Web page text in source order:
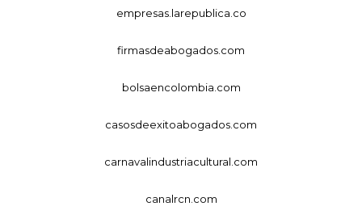
empresas.larepublica.co
firmasdeabogados.com
bolsaencolombia.com
casosdeexitoabogados.com
carnavalindustriacultural.com
canalrcn.com